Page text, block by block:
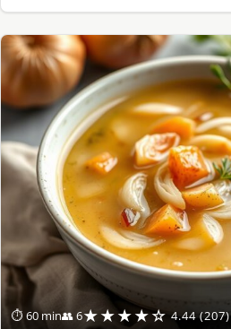
⏱ 60 min👥 6★★★★☆ 4.44 (207)